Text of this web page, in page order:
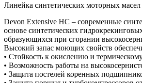
Линейка синтетических моторных
Devon Extensive HC – современные
основе синтетических
образующихся при сгорании
Высокий запас моющих свойств
• Стойкость к окислению и
• Возможность работы на
• Защита постелей коренных